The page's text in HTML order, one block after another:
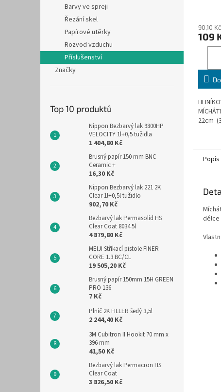
Barvy ve spreji
Řezání skel
Papírové utěrky
Rozvod vzduchu
Příslušenství
Značky
Top 10 produktů
Nippon Bezbarvý lak 9800HP
VELOCITY 1l+0,5 tužidla
1 404,80 Kč
Brusný papír 150 mm BNC
Ceramic +
16,30 Kč
Nippon Bezbarvý lak 221 2K
Clear 1l+0,5l tužidlo
902,70 Kč
Bezbarvý lak Permasolid HS
Clear Coat 8034 5l
4 879,80 Kč
MEIJI Stříkací pistole FINER
CORE 1.3 BC/CL
19 505,20 Kč
Brusný papír 150mm 15H GREEN
PRO 136
7 Kč
Plnič 2K FILLER šedý 3,5l
2 244,40 Kč
3M Cubitron II Hookit 70 mm x
396 mm
41,50 Kč
Bezbarvý lak Permacron HS
Clear Coat
3 826,50 Kč
90,10
109
22cm
Popis
délce